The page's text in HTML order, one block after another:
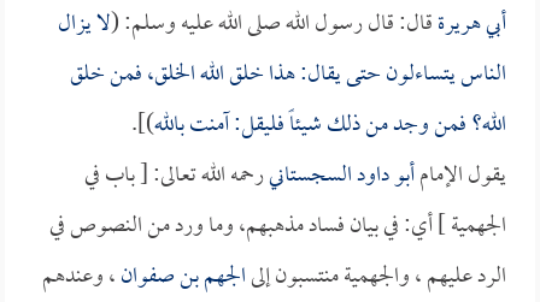
أبي هريرةقال: قال رسول الله صلى الله عليه وسلم: (لا يزال
الناس يتساءلون حتى يقال: هذا خلق الله الخلق، فمن خلق
الله؟ فمن وجد من ذلك شيئاً فليقل: آمنت بالله)].
يقول الإمامأبو داود السجستانيرحمه الله تعالى: [ باب في
الجهمية ] أي: في بيان فساد مذهبهم، وما ورد من النصوص في
الرد عليهم ، والجهمية منتسبون إلىالجهم بن صفوان، وعندهم